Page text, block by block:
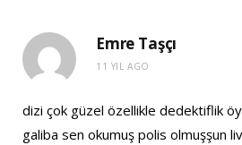
Emre Taşçı
11 YIL AGO
dizi çok güzel özellikle dedektiflik
galiba sen okumuş polis olmuşşun